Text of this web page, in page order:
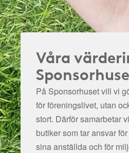
Våra
På Sponsorhuset vill vi
för föreningslivet, utan
stort. Därför samarbetar
butiker som tar ansvar
sina anställda och för